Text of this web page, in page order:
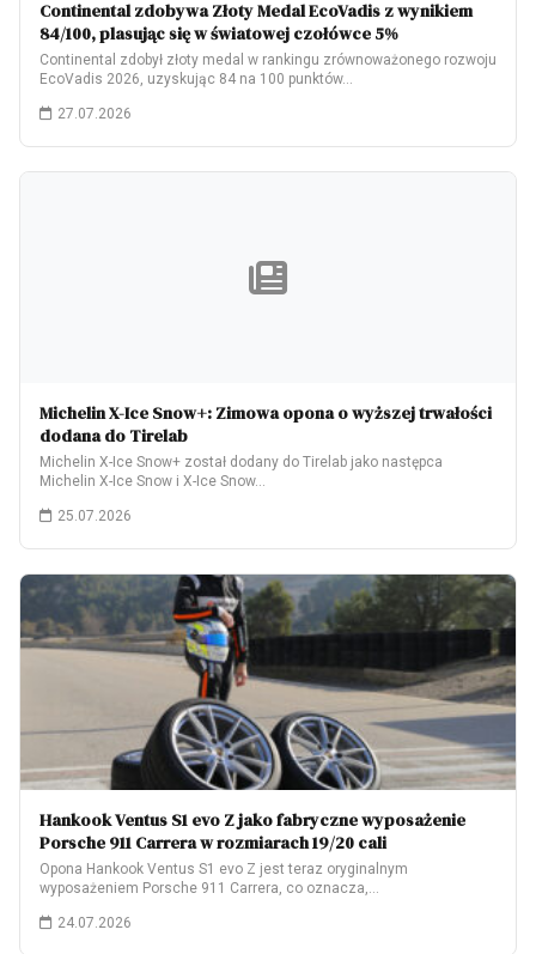
Continental zdobywa Złoty Medal EcoVadis z wynikiem
84/100, plasując się w światowej czołówce 5%
Continental zdobył złoty medal w rankingu zrównoważonego rozwoju
EcoVadis 2026, uzyskując 84 na 100 punktów…
27.07.2026
Michelin X-Ice Snow+: Zimowa opona o wyższej trwałości
dodana do Tirelab
Michelin X-Ice Snow+ został dodany do Tirelab jako następca
Michelin X-Ice Snow i X-Ice Snow…
25.07.2026
Hankook Ventus S1 evo Z jako fabryczne wyposażenie
Porsche 911 Carrera w rozmiarach 19/20 cali
Opona Hankook Ventus S1 evo Z jest teraz oryginalnym
wyposażeniem Porsche 911 Carrera, co oznacza,…
24.07.2026